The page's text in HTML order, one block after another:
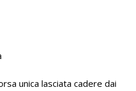
unica lasciata cadere dai